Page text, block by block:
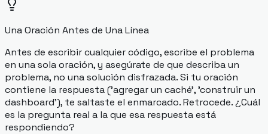
Una Oración Antes de Una Línea
Antes de escribir cualquier código, escribe el problema
en una sola oración, y asegúrate de que describa un
problema, no una solución disfrazada. Si tu oración
contiene la respuesta ('agregar un caché', 'construir un
dashboard'), te saltaste el enmarcado. Retrocede. ¿Cuál
es la pregunta real a la que esa respuesta está
respondiendo?